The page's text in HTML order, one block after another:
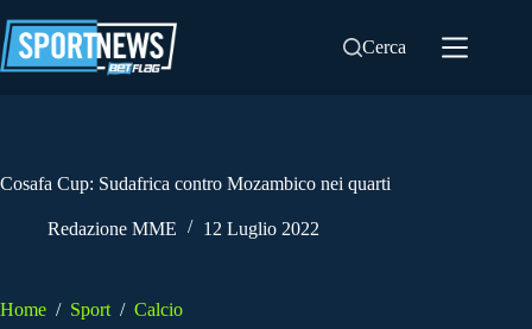
al
contenuto
Cerca
Cosafa Cup: Sudafrica contro Mozambico nei quarti
Redazione MME 12 Luglio 2022
Home / Sport / Calcio